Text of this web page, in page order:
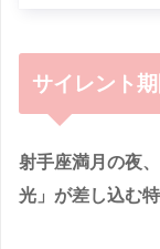
サイレント
射手座満月の夜
光」が差し込む